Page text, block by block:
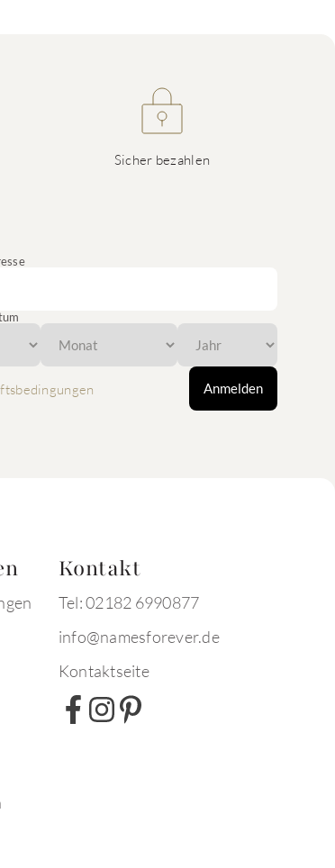
Sicher bezahlen
Anmelden
Kontakt
Tel: 02182 6990877
info@namesforever.de
Kontaktseite